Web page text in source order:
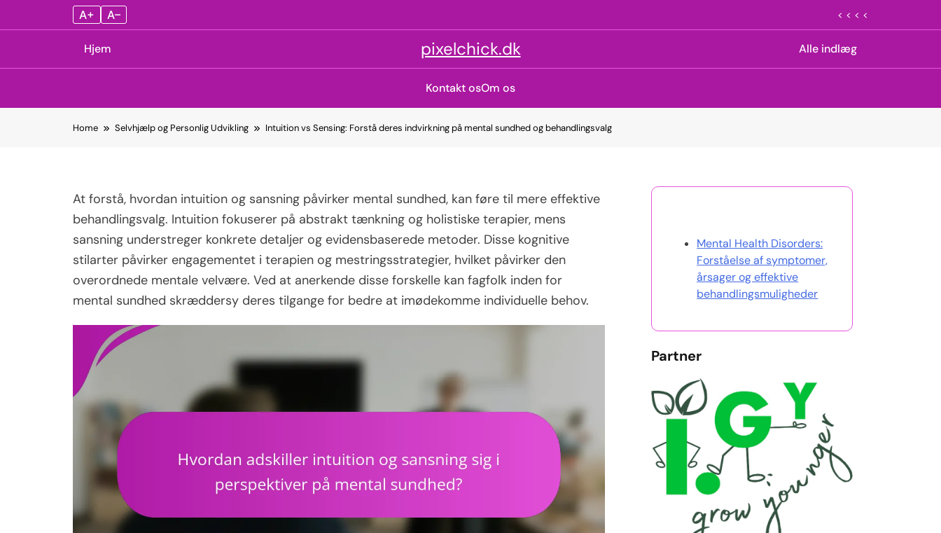
A+ A– < < < <
Hjem pixelchick.dk Alle indlæg
Kontakt osOm os
Home Selvhjælp og Personlig Udvikling Intuition vs Sensing: Forstå deres indvirkning på mental sundhed og behandlingsvalg
At forstå, hvordan intuition og sansning påvirker mental sundhed, kan føre til mere effektive
behandlingsvalg. Intuition fokuserer på abstrakt tænkning og holistiske terapier, mens
sansning understreger konkrete detaljer og evidensbaserede metoder. Disse kognitive
stilarter påvirker engagementet i terapien og mestringsstrategier, hvilket påvirker den
overordnede mentale velvære. Ved at anerkende disse forskelle kan fagfolk inden for
mental sundhed skræddersy deres tilgange for bedre at imødekomme individuelle behov.
Mental Health Disorders:
Forståelse af symptomer,
årsager og effektive
behandlingsmuligheder
Partner